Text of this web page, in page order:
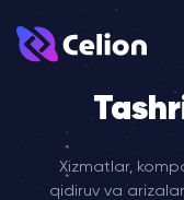
Xizmatlar,
qidiruv va